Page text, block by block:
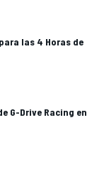
las 4 Horas de
G-Drive Racing en